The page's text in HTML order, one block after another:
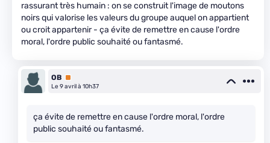
rassurant très humain : on se construit l'image de moutons
noirs qui valorise les valeurs du groupe auquel on appartient
ou croit appartenir - ça évite de remettre en cause l'ordre
moral, l'ordre public souhaité ou fantasmé.
OB Premium
Le 9 avril à 10h37
ça évite de remettre en cause l'ordre moral, l'ordre
public souhaité ou fantasmé.